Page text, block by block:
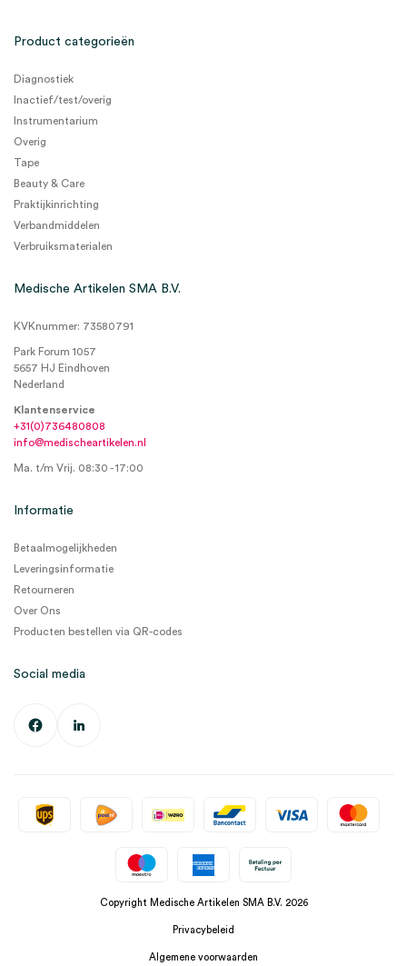
Product categorieën
Diagnostiek
Inactief/test/overig
Instrumentarium
Overig
Tape
Beauty & Care
Praktijkinrichting
Verbandmiddelen
Verbruiksmaterialen
Medische Artikelen SMA B.V.
KVKnummer: 73580791
Park Forum 1057
5657 HJ Eindhoven
Nederland
Klantenservice
+31(0)736480808
info@medischeartikelen.nl
Ma. t/m Vrij. 08:30 - 17:00
Informatie
Betaalmogelijkheden
Leveringsinformatie
Retourneren
Over Ons
Producten bestellen via QR-codes
Social media
Copyright Medische Artikelen SMA B.V. 2026
Privacybeleid
Algemene voorwaarden